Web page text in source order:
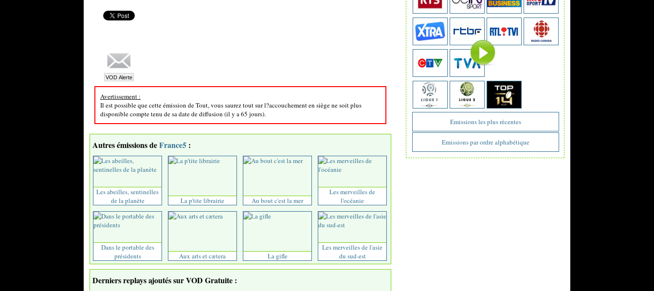
Emissions les plus récentes
Emissions par ordre alphabétique
Avertissement :
Il est possible que cette émission de Tout, vous saurez tout sur l?accouchement en siège ne soit plus
disponible compte tenu de sa date de diffusion (il y a 65 jours).
Autres émissions deFrance5 :
Les abeilles, sentinelles
de la planète
La p'tite librairie Au bout c'est la mer
Les merveilles de
l'océanie
Dans le portable des
présidents
Aux arts et cætera La gifle
Les merveilles de l'asie
du sud-est
Derniers replays ajoutés sur VOD Gratuite :